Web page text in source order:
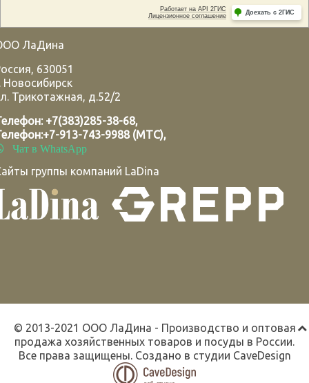
ЛаДина
, 630051
Новосибирск
Трикотажная, д.52/2
+7(383)285-38-68,
+7-913-743-9988 (МТС),
Чат в WhatsApp
группы компаний LaDina
© 2013-2021 ООО ЛаДина - Производство и оптовая
продажа хозяйственных товаров и посуды в России.
Все права защищены. Создано в студии CaveDesign